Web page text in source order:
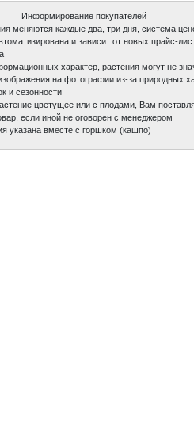
Информирование покупателей
меняются каждые два, три дня, система
и зависит от новых прайс-
характер, растения могут не
на фотографии из-за природных
и сезонности
цветущее или с плодами, Вам
если иной не оговорен с менеджером
указана вместе с горшком (кашпо)